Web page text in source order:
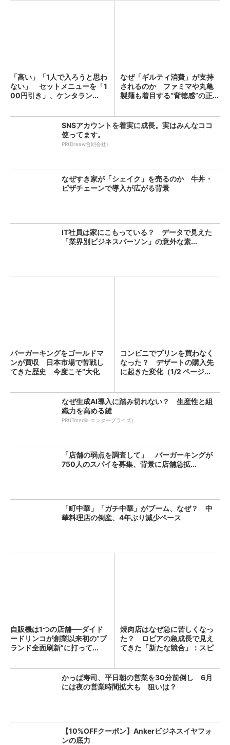
「高い」「1人で入ろうと思わ
ない」 セットメニューを「1
00円引き」、ケンタラン...
なぜ「ギルティ消費」が支持
されるのか ファミマや丸亀
製麺も着目する“背徳感”の正...
SNSアカウントを着実に成長。実はみんなココ
使ってます。
PR(Dreaw合同会社)
なぜすき家が「シェイク」を売るのか 牛丼・
ピザチェーンで導入が広がる背景
IT社員は家にこもっている？ データで見えた
「業界別ビジネスパーソン」の意外な素...
バーガーキングをゴールドマ
ンが買収 日本市場で苦戦し
てきた歴史 今度こそ“大化
コンビニでプリンを買わなく
なった？ デザートの購入先
に起きた変化（1/2 ページ...
なぜ生成AI導入に踏み切れない？ 生産性と組
織力を高める鍵
PR(ITmedia エンタープライズ)
「店舗の弱点を調査して」 バーガーキングが
750人のスパイを募集、背景に店舗急拡...
「町中華」「ガチ中華」がブーム、なぜ？ 中
華料理店の倒産、4年ぶり減少ペース
自販機は1つの店舗──ダイド
ードリンコが創業以来初の“ブ
ランド全面刷新”に打って...
焼肉店はなぜ急に苦しくなっ
た？ ロピアの急成長で見え
てきた「新たな競合」：スピ
かっぱ寿司、平日朝の営業を30分前倒し 6月
には夜の営業時間拡大も 狙いは？
【10%OFFクーポン】Ankerビジネスイヤフォ
ンの底力